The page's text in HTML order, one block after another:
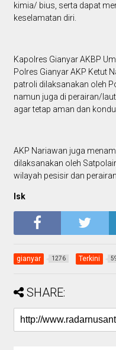
kimia/ bius, serta dapat
keselamatan diri.
Kapolres Gianyar AKBP
Polres Gianyar AKP Ketut
patroli dilaksanakan oleh
namun juga di perairan/
agar tetap aman dan
AKP Nariawan juga
dilaksanakan oleh
wilayah pesisir dan
Isk
gianyar 1276 Terkini
SHARE: